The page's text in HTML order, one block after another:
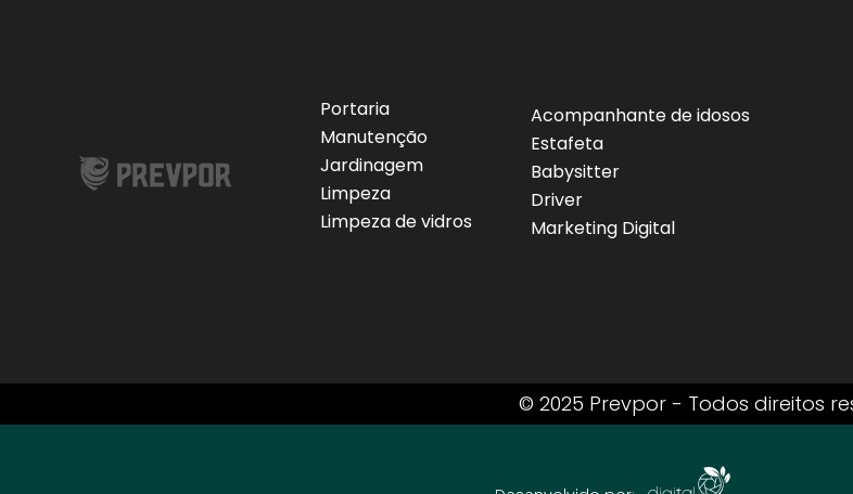
Portaria
Manutenção
Jardinagem
Limpeza
Limpeza de vidros
Acompanhante de idosos
Estafeta
Babysitter
Driver
Marketing Digital
© 2025 Prevpor - Todos direitos